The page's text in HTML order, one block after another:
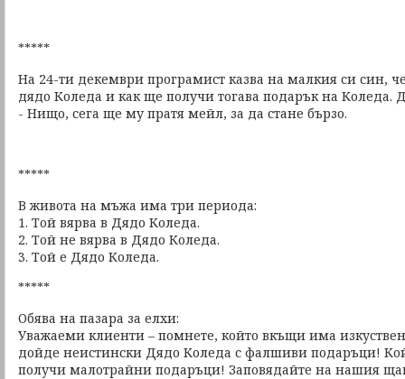
*****
На 24-ти декември програмист казва на малкия си син,
дядо Коледа и как ще получи тогава подарък на Коледа.
- Нищо, сега ще му пратя мейл, за да стане бързо.
*****
В живота на мъжа има три периода:
1. Той вярва в Дядо Коледа.
2. Той не вярва в Дядо Коледа.
3. Той е Дядо Коледа.
*****
Обява на пазара за елхи:
Уважаеми клиенти – помнете, който вкъщи има
дойде неистински Дядо Коледа с фалшиви подаръци!
получи малотрайни подаръци! Заповядайте на нашия